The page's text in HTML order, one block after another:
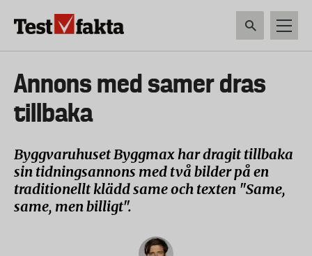
Huvudmeny
ny
Annons med samer dras
tillbaka
Byggvaruhuset Byggmax har dragit tillbaka
sin tidningsannons med två bilder på en
traditionellt klädd same och texten "Same,
same, men billigt".